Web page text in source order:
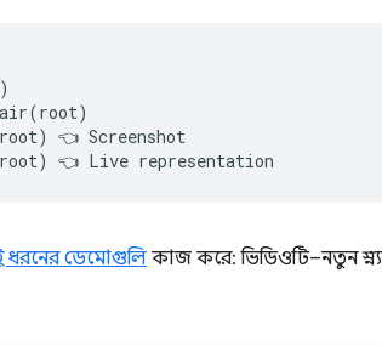
👈 Screenshot
ধরনের ডেমোগুলি কাজ করে: ভিডিওটি–নতুন